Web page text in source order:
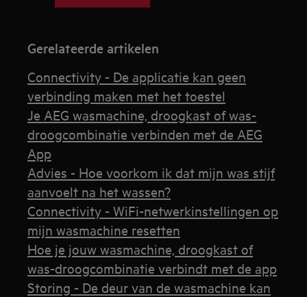
Gerelateerde artikelen
Connectivity - De applicatie kan geen
verbinding maken met het toestel
Je AEG wasmachine, droogkast of was-
droogcombinatie verbinden met de AEG
App
Advies - Hoe voorkom ik dat mijn was stijf
aanvoelt na het wassen?
Connectivity - WiFi-netwerkinstellingen op
mijn wasmachine resetten
Hoe je jouw wasmachine, droogkast of
was-droogcombinatie verbindt met de app
Storing - De deur van de wasmachine kan